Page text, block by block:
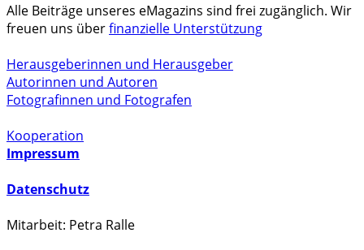
Alle Beiträge unseres eMagazins sind frei zugänglich. Wir
freuen uns überfinanzielle Unterstützung
Herausgeberinnen und Herausgeber
Autorinnen und Autoren
Fotografinnen und Fotografen
Kooperation
Impressum
Datenschutz
Mitarbeit: Petra Ralle